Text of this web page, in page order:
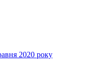
2020 року